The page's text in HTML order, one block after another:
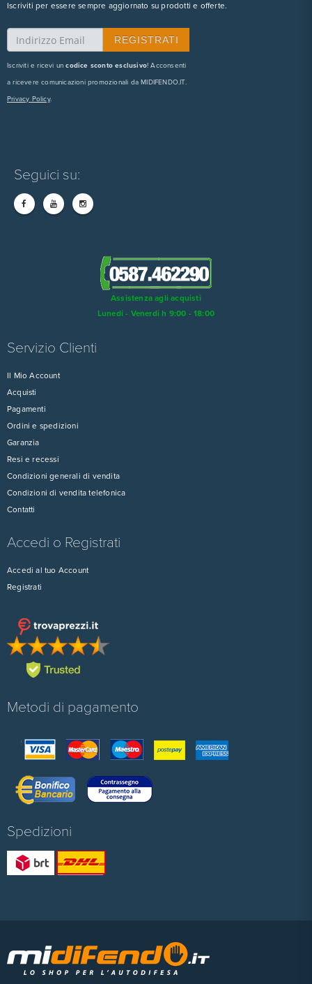
Iscriviti per essere sempre aggiornato su prodotti e offerte.
Iscriviti e ricevi uncodice sconto esclusivo! Acconsenti
a ricevere comunicazioni promozionali da MIDIFENDO.IT.
Privacy Policy.
Seguici su:
Assistenza agli acquisti
Lunedi - Venerdi h 9:00 - 18:00
Servizio Clienti
Il Mio Account
Acquisti
Pagamenti
Ordini e spedizioni
Garanzia
Resi e recessi
Condizioni generali di vendita
Condizioni di vendita telefonica
Contatti
Accedi o Registrati
Accedi al tuo Account
Registrati
Metodi di pagamento
Spedizioni